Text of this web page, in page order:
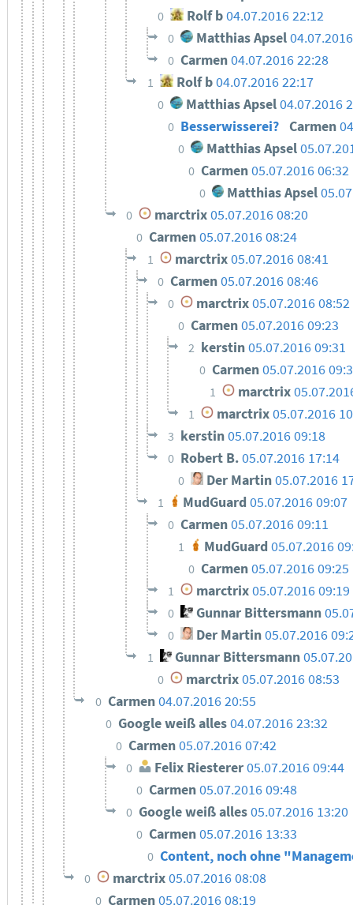
0 Rolf b04.07.2016 22:12
0 Matthias Apsel
0 Carmen04.07.2016 22:28
1 Rolf b04.07.2016 22:17
0 Matthias Apsel 04.07.2016
0 Besserwisserei? Carmen
0 Matthias Apsel
0 Carmen05.07.2016 06:32
0 Matthias Apsel
0 marctrix05.07.2016 08:20
0 Carmen05.07.2016 08:24
1 marctrix05.07.2016 08:41
0 Carmen05.07.2016 08:46
0 marctrix05.07.2016 08:52
0 Carmen05.07.2016 09:23
2 kerstin05.07.2016 09:31
0 Carmen05.07.2016
1 marctrix
1 marctrix05.07.2016
3 kerstin05.07.2016 09:18
0 Robert B.05.07.2016 17:14
0 Der Martin05.07.2016
1 MudGuard 05.07.2016 09:07
0 Carmen05.07.2016 09:11
1 MudGuard 05.07.2016
0 Carmen05.07.2016 09:25
1 marctrix05.07.2016 09:19
0 Gunnar Bittersmann
0 Der Martin05.07.2016
1 Gunnar Bittersmann
0 marctrix 05.07.2016 08:53
0 Carmen04.07.2016 20:55
0 Google weiß alles04.07.2016 23:32
0 Carmen05.07.2016 07:42
0 Felix Riesterer05.07.2016 09:44
0 Carmen05.07.2016 09:48
0 Google weiß alles05.07.2016 13:20
0 Carmen05.07.2016 13:33
0 Content, noch ohne
0 marctrix05.07.2016 08:08
0 Carmen05.07.2016 08:19